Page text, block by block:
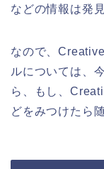
などの情報は発
なので、
ルについては、
ら、もし、
どをみつけたら